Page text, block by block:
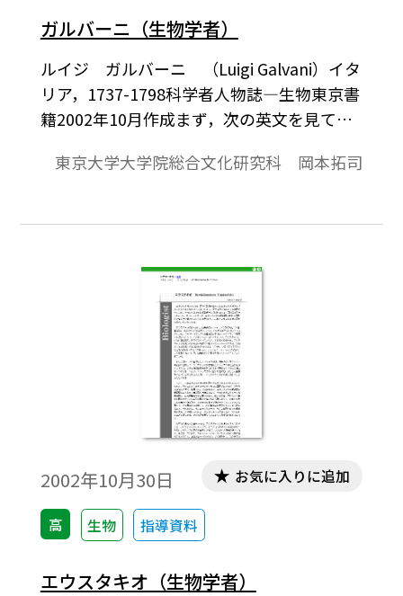
ガルバーニ（生物学者）
ルイジ ガルバーニ （Luigi Galvani）イタ
リア，1737-1798科学者人物誌―生物東京書
籍2002年10月作成まず，次の英文を見てい
life. これはどのように訳されるか。英語の辞
に“にわかに元気（活気）づかせる”という
訳せばよいようである。しかし，すでにお
わかりと思うがこの言葉は今回の主人公で
あるイタリアの解剖学者・生理学者のルイ
ジ・ガルバーニに因んでつくられたもので
ある。ではその経緯は？
東京大学大学院総合文化研究科 岡本拓司
2002年10月30日
高 生物 指導資料
お気に入りに追加
エウスタキオ（生物学者）